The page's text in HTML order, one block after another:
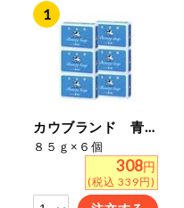
カウブランド 青箱
８５ｇ×６個
308円
(税込 339円)